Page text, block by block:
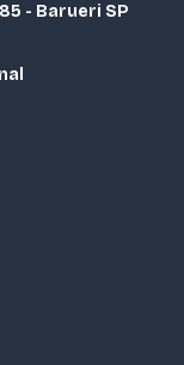
- Barueri SP